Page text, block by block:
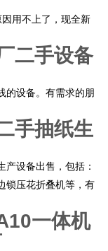
用不上了，现全新
二手设备
的设备。有需求的朋
手抽纸生
设备出售，包括：
锁压花折叠机等，有
一体机